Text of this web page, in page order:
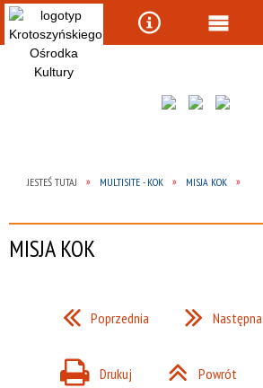
JESTEŚ TUTAJ MULTISITE - KOK MISJA KOK
MISJA KOK
Poprzednia Następna
Drukuj Powrót
Wyszukiwarka
Narzędzia
Menu